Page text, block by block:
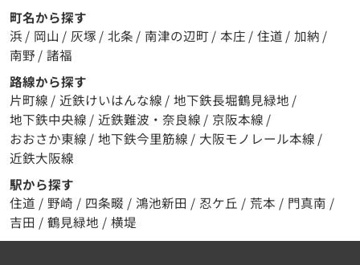
町名から探す
浜 / 岡山 / 灰塚 / 北条 / 南津の辺町 / 本庄 / 住道 / 加納 /
南野 / 諸福
路線から探す
片町線 / 近鉄けいはんな線 / 地下鉄長堀鶴見緑地 /
地下鉄中央線 / 近鉄難波・奈良線 / 京阪本線 /
おおさか東線 / 地下鉄今里筋線 / 大阪モノレール本線 /
近鉄大阪線
駅から探す
住道 / 野崎 / 四条畷 / 鴻池新田 / 忍ケ丘 / 荒本 / 門真南 /
吉田 / 鶴見緑地 / 横堤